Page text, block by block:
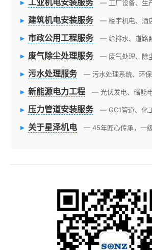
— 工厂设备、生
▸ 建筑机电安装服务 — 楼宇机电、酒
▸ 市政公用工程服务 — 给排水、道路
▸ 废气除尘处理服务 — 废气处理、除
▸ 污水处理服务 — 污水处理系统、环
▸ 新能源电力工程 — 光伏发电、储能
▸ 压力管道安装服务 — GC1管道、化
▸ 关于星泽机电 — 45年匠心传承，一